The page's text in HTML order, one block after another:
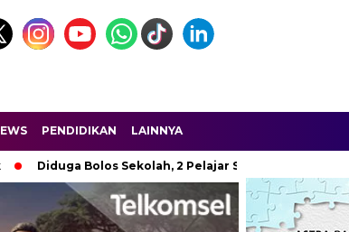
PENDIDIKAN LAINNYA
Bolos Sekolah, 2 Pelajar SMP di Karawang